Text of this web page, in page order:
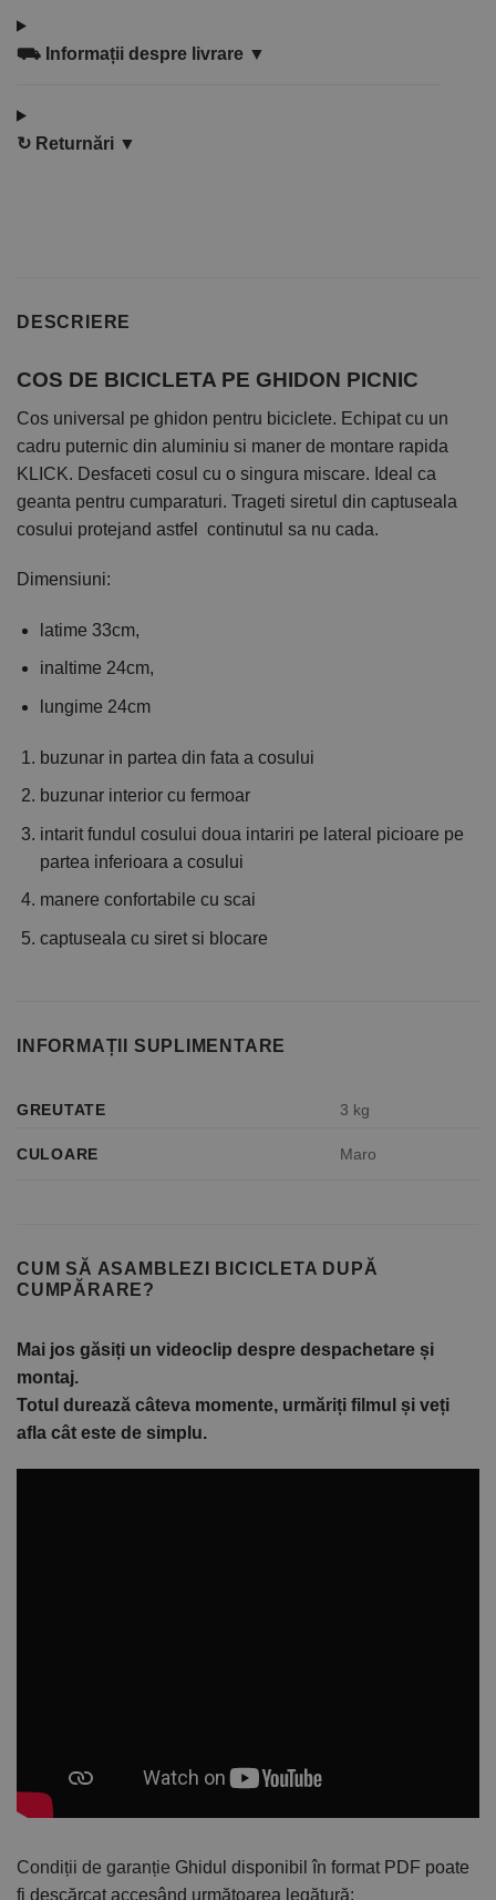
⛟ Informații despre livrare ▼
↻ Returnări ▼
DESCRIERE
COS DE BICICLETA PE GHIDON PICNIC
Cos universal pe ghidon pentru biciclete. Echipat cu un
cadru puternic din aluminiu si maner de montare rapida
KLICK. Desfaceti cosul cu o singura miscare. Ideal ca
geanta pentru cumparaturi. Trageti siretul din captuseala
cosului protejand astfel continutul sa nu cada.
Dimensiuni:
latime 33cm,
inaltime 24cm,
lungime 24cm
buzunar in partea din fata a cosului
buzunar interior cu fermoar
intarit fundul cosului doua intariri pe lateral picioare pe
partea inferioara a cosului
manere confortabile cu scai
captuseala cu siret si blocare
INFORMAȚII SUPLIMENTARE
GREUTATE 3 kg
CULOARE Maro
CUM SĂ ASAMBLEZI BICICLETA DUPĂ
CUMPĂRARE?
Mai jos găsiți un videoclip despre despachetare și
montaj.
Totul durează câteva momente, urmăriți filmul și veți
afla cât este de simplu.
Condiții de garanție Ghidul disponibil în format PDF poate
fi descărcat accesând următoarea legătură: